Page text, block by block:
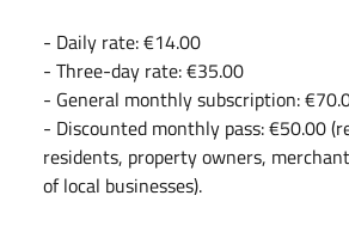
- Daily rate: €14.00
- ⁠Three-day rate: €35.00
- ⁠General monthly subscription:
- Discounted monthly pass: €50.00
residents, property owners,
of local businesses).